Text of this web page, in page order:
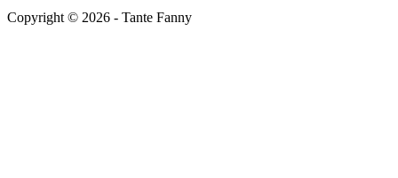
Copyright © 2026 - Tante Fanny